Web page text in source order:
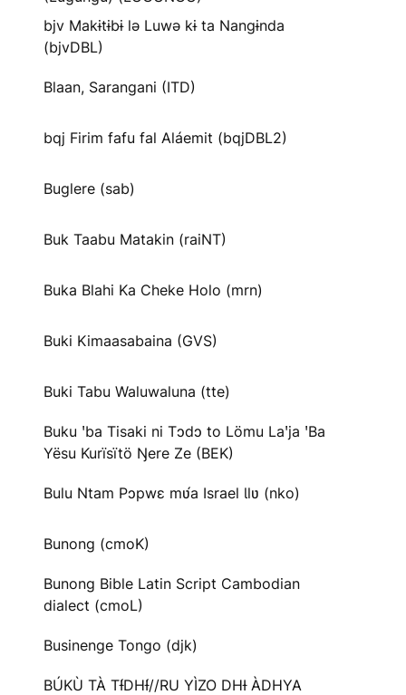
bjv Makɨtɨbɨ lə Luwə kɨ ta Nangɨnda
(bjvDBL)
Blaan, Sarangani (ITD)
bqj Firim fafu fal Aláemit (bqjDBL2)
Buglere (sab)
Buk Taabu Matakin (raiNT)
Buka Blahi Ka Cheke Holo (mrn)
Buki Kimaasabaina (GVS)
Buki Tabu Waluwaluna (tte)
Buku ꞌba Tisaki ni Tɔdɔ to Lömu Laꞌja ꞌBa
Yësu Kurïsïtö Ŋere Ze (BEK)
Bulu Ntam Pɔpwɛ mʋ́a Israel Ɩlʋ (nko)
Bunong (cmoK)
Bunong Bible Latin Script Cambodian
dialect (cmoL)
Businenge Tongo (djk)
BÚKÙ TÀ TƗ́DHƗ́//RU YÌZO DHƗ ÀDHYA